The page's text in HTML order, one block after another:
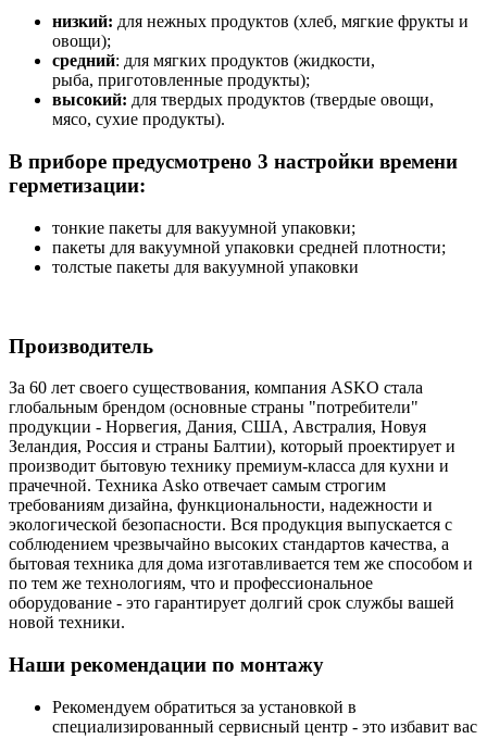
низкий: для нежных продуктов (хлеб, мягкие фрукты и
овощи);
средний: для мягких продуктов (жидкости,
рыба, приготовленные продукты);
высокий: для твердых продуктов (твердые овощи,
мясо, сухие продукты).
В приборе предусмотрено 3 настройки времени
герметизации:
тонкие пакеты для вакуумной упаковки;
пакеты для вакуумной упаковки средней плотности;
толстые пакеты для вакуумной упаковки
Производитель
За 60 лет своего существования, компания ASKO стала
глобальным брендом (основные страны "потребители"
продукции - Норвегия, Дания, США, Австралия, Новуя
Зеландия, Россия и страны Балтии), который проектирует и
производит бытовую технику премиум-класса для кухни и
прачечной. Техника Asko отвечает самым строгим
требованиям дизайна, функциональности, надежности и
экологической безопасности. Вся продукция выпускается с
соблюдением чрезвычайно высоких стандартов качества, а
бытовая техника для дома изготавливается тем же способом и
по тем же технологиям, что и профессиональное
оборудование - это гарантирует долгий срок службы вашей
новой техники.
Наши рекомендации по монтажу
Рекомендуем обратиться за установкой в
специализированный сервисный центр - это избавит вас